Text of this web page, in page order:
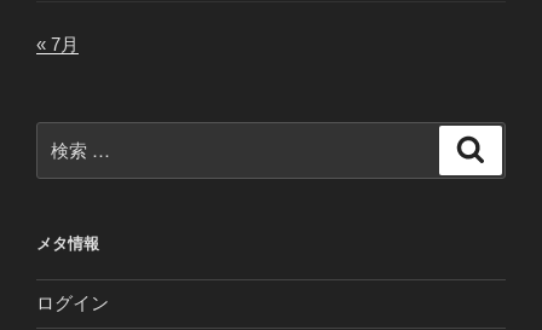
« 7月
索:
メタ情報
ログイン